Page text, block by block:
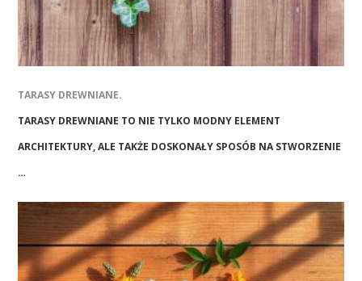
TARASY DREWNIANE.
TARASY DREWNIANE TO NIE TYLKO MODNY ELEMENT
ARCHITEKTURY, ALE TAKŻE DOSKONAŁY SPOSÓB NA STWORZENIE
…